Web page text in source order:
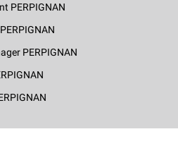
PERPIGNAN
PERPIGNAN